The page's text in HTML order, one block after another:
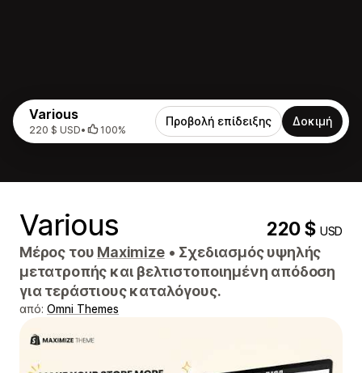
Various
220 $ USD• 100%
Προβολή επίδειξης Δοκιμή
Various 220 $USD
Μέρος του Maximize • Σχεδιασμός υψηλής
μετατροπής και βελτιστοποιημένη απόδοση
για τεράστιους καταλόγους.
από: Omni Themes